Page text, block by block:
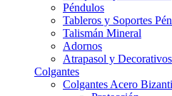
Péndulos
Tableros y Soportes
Talismán Mineral
Adornos
Atrapasol y Decorativos
Colgantes
Colgantes Acero